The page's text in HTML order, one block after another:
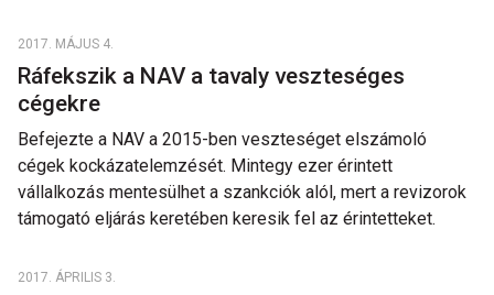
2017. MÁJUS 4.
Ráfekszik a NAV a tavaly veszteséges
cégekre
Befejezte a NAV a 2015-ben veszteséget elszámoló
cégek kockázatelemzését. Mintegy ezer érintett
vállalkozás mentesülhet a szankciók alól, mert a revizorok
támogató eljárás keretében keresik fel az érintetteket.
2017. ÁPRILIS 3.